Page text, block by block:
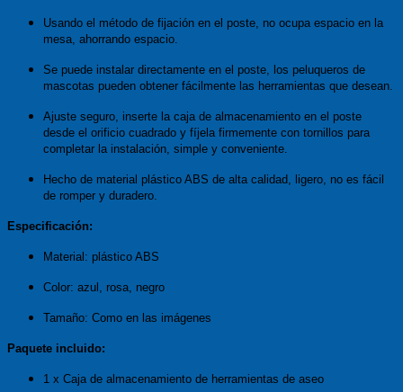
Usando el método de fijación en el poste, no ocupa espacio en la
mesa, ahorrando espacio.
Se puede instalar directamente en el poste, los peluqueros de
mascotas pueden obtener fácilmente las herramientas que desean.
Ajuste seguro, inserte la caja de almacenamiento en el poste
desde el orificio cuadrado y fíjela firmemente con tornillos para
completar la instalación, simple y conveniente.
Hecho de material plástico ABS de alta calidad, ligero, no es fácil
de romper y duradero.
Especificación:
Material: plástico ABS
Color: azul, rosa, negro
Tamaño: Como en las imágenes
Paquete incluido:
1 x Caja de almacenamiento de herramientas de aseo